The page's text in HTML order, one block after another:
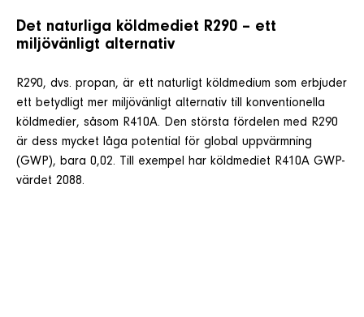
Det naturliga köldmediet R290 – ett
miljövänligt alternativ
R290, dvs. propan, är ett naturligt köldmedium som erbjuder
ett betydligt mer miljövänligt alternativ till konventionella
köldmedier, såsom R410A. Den största fördelen med R290
är dess mycket låga potential för global uppvärmning
(GWP), bara 0,02. Till exempel har köldmediet R410A GWP-
värdet 2088.